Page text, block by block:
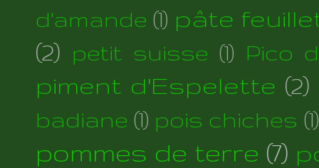
d'amande (1) pâte
(2) petit suisse (1) Pico
piment d'Espelette (2)
badiane (1) pois chiches (1)
pommes de terre (7)